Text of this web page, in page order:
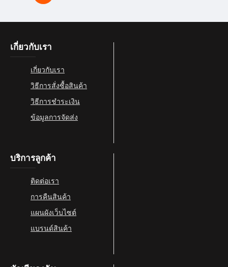
เกี่ยวกับเรา
เกี่ยวกับเรา
วิธีการสั่งซื้อสินค้า
วิธีการชำระเงิน
ข้อมูลการจัดส่ง
บริการลูกค้า
ติดต่อเรา
การคืนสินค้า
แผนผังเว็บไซต์
แบรนด์สินค้า